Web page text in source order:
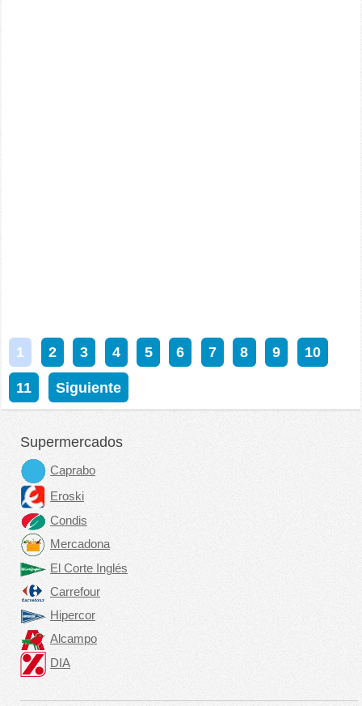
1 2 3 4 5 6 7 8 9 10
11 Siguiente
Supermercados
Caprabo
Eroski
Condis
Mercadona
El Corte Inglés
Carrefour
Hipercor
Alcampo
DIA